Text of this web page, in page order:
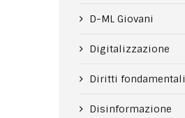
D-ML Giovani
Digitalizzazione
Diritti fondamentali
Disinformazione